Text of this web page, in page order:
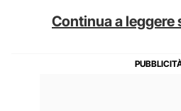
Continua a leggere